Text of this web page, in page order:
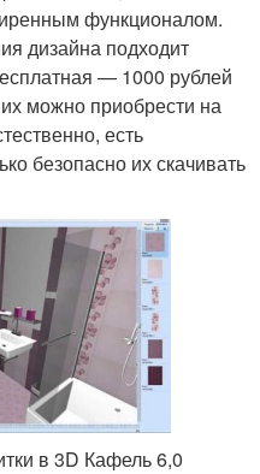
функционалом.
дизайна подходит
— 1000 рублей
можно приобрести на
есть
безопасно их скачивать
в 3D Кафель 6,0